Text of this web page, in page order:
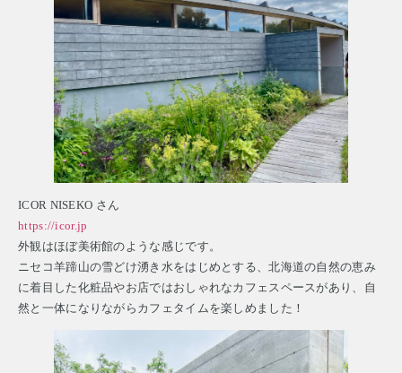
ICOR NISEKO さん
https://icor.jp
外観はほぼ美術館のような感じです。
ニセコ羊蹄山の雪どけ湧き水をはじめとする、北海道の自然の恵み
に着目した化粧品やお店ではおしゃれなカフェスペースがあり、自
然と一体になりながらカフェタイムを楽しめました！